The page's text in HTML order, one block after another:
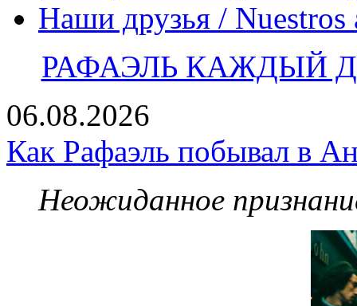
Наши друзья / Nuestros
РАФАЭЛЬ КАЖДЫЙ
06.08.2026
Как Рафаэль побывал в
Неожиданное